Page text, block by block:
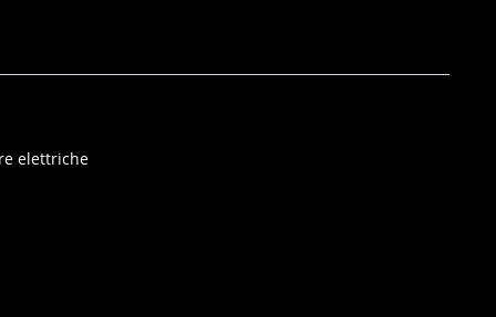
elettriche